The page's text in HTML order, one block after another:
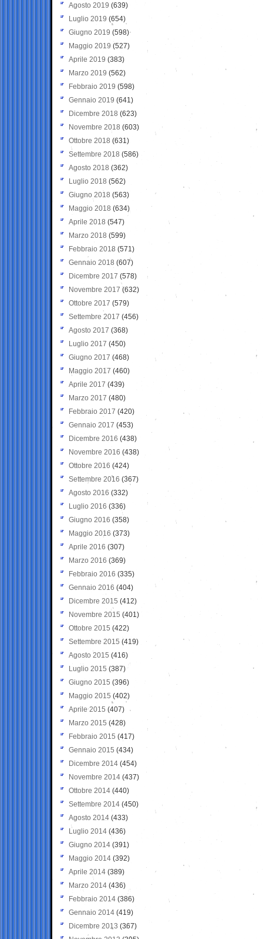
Agosto 2019 (639)
Luglio 2019 (654)
Giugno 2019 (598)
Maggio 2019 (527)
Aprile 2019 (383)
Marzo 2019 (562)
Febbraio 2019 (598)
Gennaio 2019 (641)
Dicembre 2018 (623)
Novembre 2018 (603)
Ottobre 2018 (631)
Settembre 2018 (586)
Agosto 2018 (362)
Luglio 2018 (562)
Giugno 2018 (563)
Maggio 2018 (634)
Aprile 2018 (547)
Marzo 2018 (599)
Febbraio 2018 (571)
Gennaio 2018 (607)
Dicembre 2017 (578)
Novembre 2017 (632)
Ottobre 2017 (579)
Settembre 2017 (456)
Agosto 2017 (368)
Luglio 2017 (450)
Giugno 2017 (468)
Maggio 2017 (460)
Aprile 2017 (439)
Marzo 2017 (480)
Febbraio 2017 (420)
Gennaio 2017 (453)
Dicembre 2016 (438)
Novembre 2016 (438)
Ottobre 2016 (424)
Settembre 2016 (367)
Agosto 2016 (332)
Luglio 2016 (336)
Giugno 2016 (358)
Maggio 2016 (373)
Aprile 2016 (307)
Marzo 2016 (369)
Febbraio 2016 (335)
Gennaio 2016 (404)
Dicembre 2015 (412)
Novembre 2015 (401)
Ottobre 2015 (422)
Settembre 2015 (419)
Agosto 2015 (416)
Luglio 2015 (387)
Giugno 2015 (396)
Maggio 2015 (402)
Aprile 2015 (407)
Marzo 2015 (428)
Febbraio 2015 (417)
Gennaio 2015 (434)
Dicembre 2014 (454)
Novembre 2014 (437)
Ottobre 2014 (440)
Settembre 2014 (450)
Agosto 2014 (433)
Luglio 2014 (436)
Giugno 2014 (391)
Maggio 2014 (392)
Aprile 2014 (389)
Marzo 2014 (436)
Febbraio 2014 (386)
Gennaio 2014 (419)
Dicembre 2013 (367)